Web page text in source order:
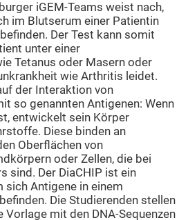
iGEM-Teams weist nach,
im Blutserum einer Patientin
Der Test kann somit
unter einer
Tetanus oder Masern oder
wie Arthritis leidet.
der Interaktion von
so genannten Antigenen: Wenn
entwickelt sein Körper
Diese binden an
Oberflächen von
oder Zellen, die bei
sind. Der DiaCHIP ist ein
sich Antigene in einem
Die Studierenden stellen
Vorlage mit den DNA-Sequenzen